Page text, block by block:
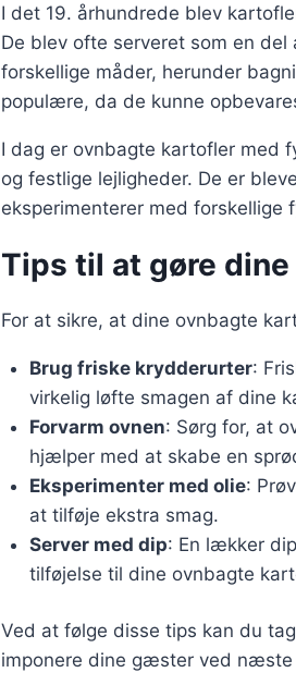
I det 19. århundrede blev
De blev ofte serveret som en
forskellige måder, herunder
populære, da de kunne
I dag er ovnbagte kartofler med
og festlige lejligheder. De er
eksperimenterer med forskellige
Tips til at gøre
For at sikre, at dine ovnbagte
Brug friske krydderurter:
virkelig løfte smagen af dine
Forvarm ovnen: Sørg for, at
hjælper med at skabe en
Eksperimenter med olie:
at tilføje ekstra smag.
Server med dip: En lækker
tilføjelse til dine ovnbagte
Ved at følge disse tips kan du
imponere dine gæster ved næste